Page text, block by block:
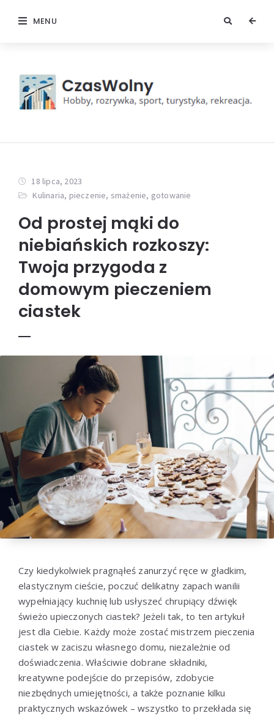
MENU
18 lipca, 2023
Kulinaria, pieczenie, smażenie, gotowanie
Od prostej mąki do
niebiańskich rozkoszy:
Twoja przygoda z
domowym pieczeniem
ciastek
Czy kiedykolwiek pragnąłeś zanurzyć ręce w gładkim,
elastycznym cieście, poczuć delikatny zapach wanilii
wypełniający kuchnię lub usłyszeć chrupiący dźwięk
świeżo upieczonych ciastek? Jeżeli tak, to ten artykuł
jest dla Ciebie. Każdy może zostać mistrzem pieczenia
ciastek w zaciszu własnego domu, niezależnie od
doświadczenia. Właściwie dobrane składniki,
kreatywne podejście do przepisów, zdobycie
niezbędnych umiejętności, a także poznanie kilku
praktycznych wskazówek – wszystko to przekłada się